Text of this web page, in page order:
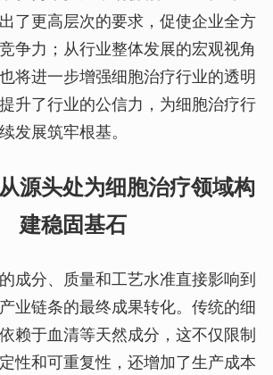
了更高层次的要求，促使企业全方
争力；从行业整体发展的宏观视角
将进一步增强细胞治疗行业的透明
升了行业的公信力，为细胞治疗行
发展筑牢根基。
源头处为细胞治疗领域构
建稳固基石
成分、质量和工艺水准直接影响到
业链条的最终成果转化。传统的细
赖于血清等天然成分，这不仅限制
性和可重复性，还增加了生产成本